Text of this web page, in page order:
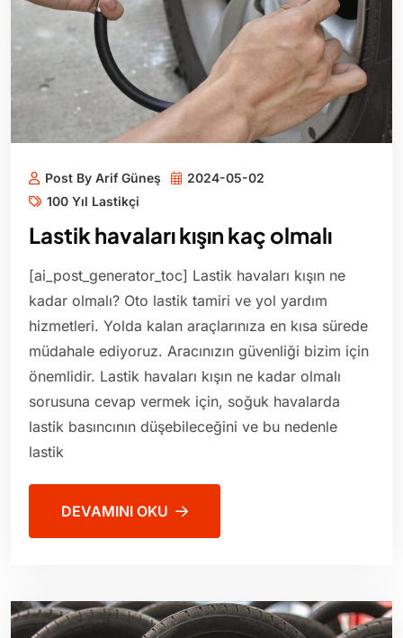
Post By Arif Güneş
2024-05-02
100 Yıl Lastikçi
Lastik havaları kışın kaç olmalı
[ai_post_generator_toc] Lastik havaları kışın ne
kadar olmalı? Oto lastik tamiri ve yol yardım
hizmetleri. Yolda kalan araçlarınıza en kısa sürede
müdahale ediyoruz. Aracınızın güvenliği bizim için
önemlidir. Lastik havaları kışın ne kadar olmalı
sorusuna cevap vermek için, soğuk havalarda
lastik basıncının düşebileceğini ve bu nedenle
lastik
DEVAMINI OKU